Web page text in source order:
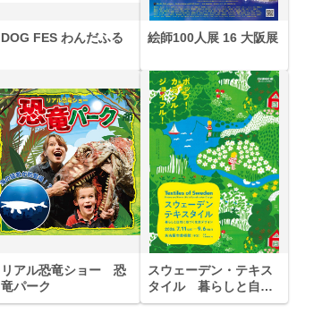
DOG FES わんだふる 絵師100人展 16 大阪展
リアル恐竜ショー 恐
竜パーク
スウェーデン・テキス
タイル 暮らしと自然
に息づく北欧デザイン